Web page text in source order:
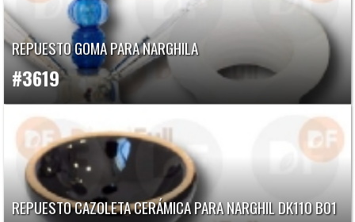
REPUESTO GOMA PARA NARGHILA
#3619
REPUESTO CAZOLETA CERÁMICA PARA NARGHIL DK110 B01